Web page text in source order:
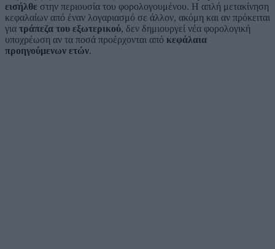
εισήλθε στην περιουσία του φορολογουμένου. Η απλή μετακίνηση
κεφαλαίων από έναν λογαριασμό σε άλλον, ακόμη και αν πρόκειται
για τράπεζα του εξωτερικού, δεν δημιουργεί νέα φορολογική
υποχρέωση αν τα ποσά προέρχονται από κεφάλαια
προηγούμενων ετών.